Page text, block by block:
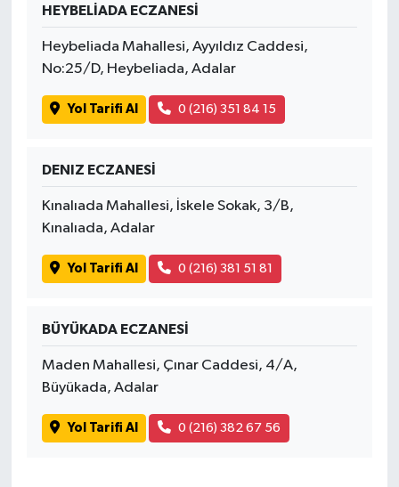
HEYBELİADA ECZANESİ
Heybeliada Mahallesi, Ayyıldız Caddesi,
No:25/D, Heybeliada, Adalar
Yol Tarifi Al 0 (216) 351 84 15
DENIZ ECZANESİ
Kınalıada Mahallesi, İskele Sokak, 3/B,
Kınalıada, Adalar
Yol Tarifi Al 0 (216) 381 51 81
BÜYÜKADA ECZANESİ
Maden Mahallesi, Çınar Caddesi, 4/A,
Büyükada, Adalar
Yol Tarifi Al 0 (216) 382 67 56